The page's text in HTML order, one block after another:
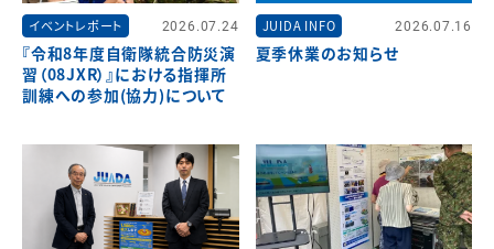
イベントレポート 2026.07.24
『令和8年度自衛隊統合防災演
習（08JXR）』における指揮所
訓練への参加(協力)について
JUIDA INFO 2026.07.16
夏季休業のお知らせ